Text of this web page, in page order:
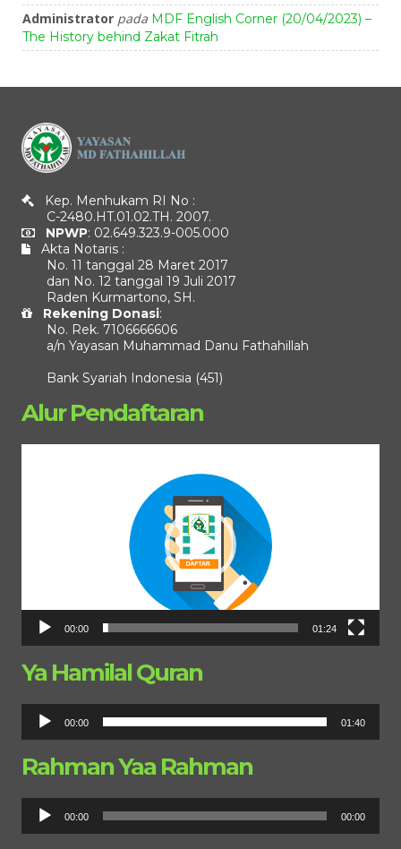
Administrator pada MDF English Corner (20/04/2023) –
The History behind Zakat Fitrah
Kep. Menhukam RI No :
C-2480.HT.01.02.TH. 2007.
NPWP: 02.649.323.9-005.000
Akta Notaris :
No. 11 tanggal 28 Maret 2017
dan No. 12 tanggal 19 Juli 2017
Raden Kurmartono, SH.
Rekening Donasi:
No. Rek. 7106666606
a/n Yayasan Muhammad Danu Fathahillah
Bank Syariah Indonesia (451)
Alur Pendaftaran
00:00 01:24
Ya Hamilal Quran
Pemutar
Audio
00:00 01:40
Rahman Yaa Rahman
Pemutar
Audio
00:00 00:00